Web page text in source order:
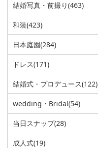
結婚写真・前撮り(463)
和装(423)
日本庭園(284)
ドレス(171)
結婚式・プロデュース(122)
wedding・Bridal(54)
当日スナップ(28)
成人式(19)